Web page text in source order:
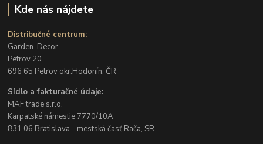
Kde nás nájdete
Distribučné centrum:
Garden-Decor
Petrov 20
696 65 Petrov okr.Hodonín, ČR
Sídlo a fakturačné údaje:
MAF trade s.r.o.
Karpatské námestie 7770/10A
831 06 Bratislava - mestská časť Rača, SR